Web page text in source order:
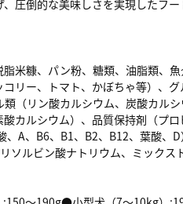
圧倒的な美味しさを実現したフー
米糠、パン粉、糖類、油脂類、
リー、トマト、かぼちゃ等）、
（リン酸カルシウム、炭酸カルシ
カルシウム）、品質保持剤（プロ
A、B6、B1、B2、B12、葉酸、
ソルビン酸ナトリウム、ミックス